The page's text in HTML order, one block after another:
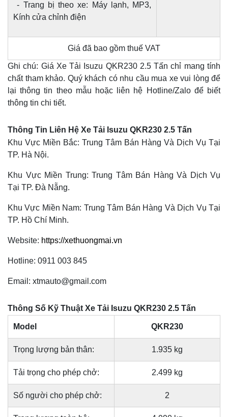
- Trang bị theo xe: Máy lạnh, MP3,
Kính cửa chỉnh điện
Giá đã bao gồm thuế VAT
Ghi chú: Giá Xe Tải Isuzu QKR230 2.5 Tấn chỉ mang tính
chất tham khảo. Quý khách có nhu cầu mua xe vui lòng để
lại thông tin theo mẫu hoặc liên hệ Hotline/Zalo để biết
thông tin chi tiết.
Thông Tin Liên Hệ Xe Tải Isuzu QKR230 2.5 Tấn
Khu Vực Miền Bắc: Trung Tâm Bán Hàng Và Dịch Vụ Tại
TP. Hà Nội.
Khu Vực Miền Trung: Trung Tâm Bán Hàng Và Dịch Vụ
Tại TP. Đà Nẵng.
Khu Vực Miền Nam: Trung Tâm Bán Hàng Và Dịch Vụ Tại
TP. Hồ Chí Minh.
Website: https://xethuongmai.vn
Hotline: 0911 003 845
Email: xtmauto@gmail.com
Thông Số Kỹ Thuật Xe Tải Isuzu QKR230 2.5 Tấn
Model QKR230
Trọng lượng bản thân: 1.935 kg
Tải trọng cho phép chở: 2.499 kg
Số người cho phép chở: 2